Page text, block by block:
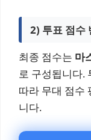
2) 투표 점수
최종 점수는 마
로 구성됩니다.
따라 무대 점수
니다.